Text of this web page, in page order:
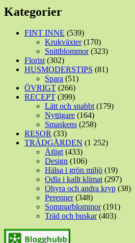
Kategorier
FINT INNE (539)
Krukväxter(170)
Snittblommor(323)
Florist(302)
HUSMODERSTIPS (81)
Spara (51)
ÖVRIGT (266)
RECEPT (399)
Lätt och snabbt(179)
Nyttigare (164)
Smaskens (258)
RESOR (33)
TRÄDGÅRDEN (1 252)
Ätligt(433)
Design (106)
Hälsa i grön miljö (19)
Odla i kallt klimat(297)
Ohyra och andra kryp (38)
Perenner(348)
Sommarblommor(191)
Träd och buskar(403)